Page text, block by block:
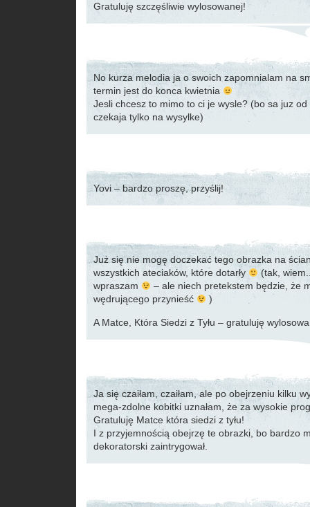
Gratuluję szczęśliwie wylosowanej!
No kurza melodia ja o swoich zapomnialam na
termin jest do konca kwietnia
Jesli chcesz to mimo to ci je wysle? (bo sa juz
czekaja tylko na wysylke)
Yovi – bardzo proszę, przyślij!
Już się nie mogę doczekać tego obrazka na
wszystkich ateciaków, które dotarły
(tak,
wpraszam
– ale niech pretekstem będzie, że
wędrującego przynieść
)
A Matce, Która Siedzi z Tyłu – gratuluję
Ja się czaiłam, czaiłam, ale po obejrzeniu kilku
mega-zdolne kobitki uznałam, że za wysokie
Gratuluję Matce która siedzi z tyłu!
I z przyjemnością obejrzę te obrazki, bo bardzo
dekoratorski zaintrygował.